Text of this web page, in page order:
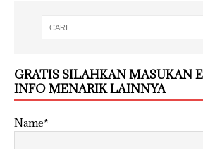
GRATIS SILAHKAN MASUKAN
INFO MENARIK LAINNYA
Name*